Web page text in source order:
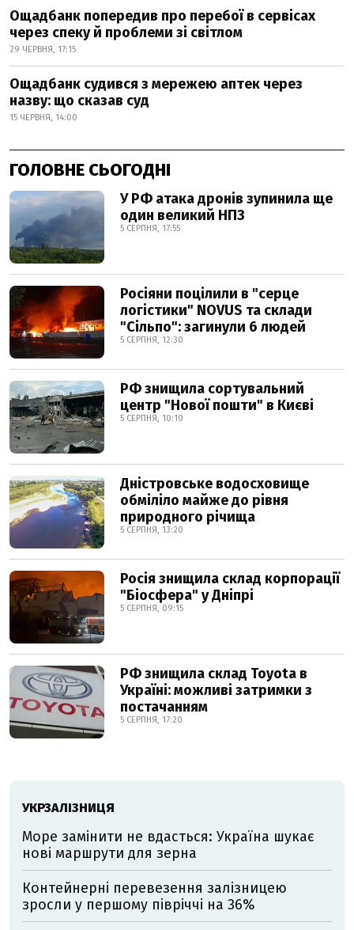
Ощадбанк попередив про перебої в сервісах
через спеку й проблеми зі світлом
29 ЧЕРВНЯ, 17:15
Ощадбанк судився з мережею аптек через
назву: що сказав суд
15 ЧЕРВНЯ, 14:00
ГОЛОВНЕ СЬОГОДНІ
У РФ атака дронів зупинила ще
один великий НПЗ
5 СЕРПНЯ, 17:55
Росіяни поцілили в "серце
логістики" NOVUS та склади
"Сільпо": загинули 6 людей
5 СЕРПНЯ, 12:30
РФ знищила сортувальний
центр "Нової пошти" в Києві
5 СЕРПНЯ, 10:10
Дністровське водосховище
обміліло майже до рівня
природного річища
5 СЕРПНЯ, 13:20
Росія знищила склад корпорації
"Біосфера" у Дніпрі
5 СЕРПНЯ, 09:15
РФ знищила склад Toyota в
Україні: можливі затримки з
постачанням
5 СЕРПНЯ, 17:20
УКРЗАЛІЗНИЦЯ
Море замінити не вдасться: Україна шукає
нові маршрути для зерна
Контейнерні перевезення залізницею
зросли у першому півріччі на 36%